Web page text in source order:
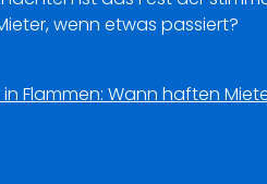
wenn etwas passiert?
Flammen: Wann haften